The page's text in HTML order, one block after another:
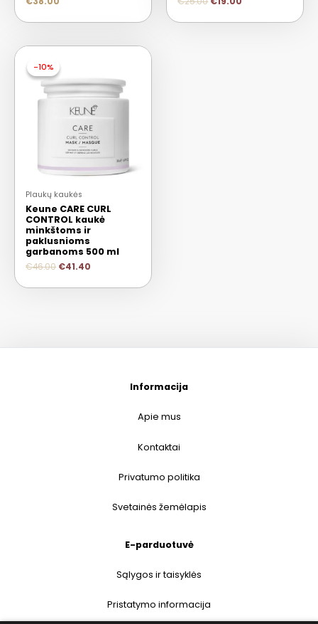
-10%
-10%
Plaukų kaukės
Keune CARE CURL
CONTROL kaukė
minkštoms ir
paklusnioms
garbanoms 500 ml
€46.00 €41.40
Informacija
Apie mus
Kontaktai
Privatumo politika
Svetainės žemėlapis
E-parduotuvė
Sąlygos ir taisyklės
Pristatymo informacija